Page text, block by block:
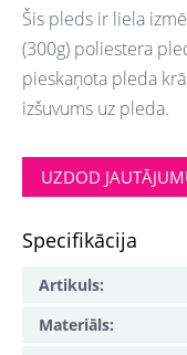
Šis pleds ir liela
(300g) poliestera
pieskaņota pleda
izšuvums uz pleda.
UZDOD
Specifikācija
Artikuls:
Materiāls: